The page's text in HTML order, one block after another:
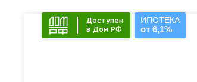
Доступен
в Дом РФ
ИПОТЕКА
от 6,1%